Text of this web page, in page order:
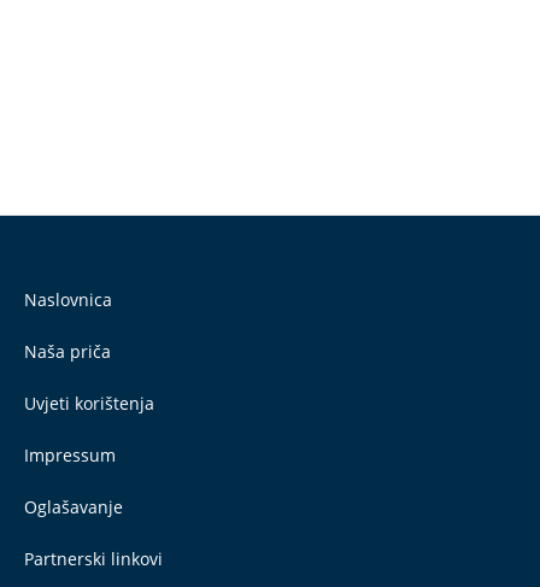
Naslovnica
Naša priča
Uvjeti korištenja
Impressum
Oglašavanje
Partnerski linkovi